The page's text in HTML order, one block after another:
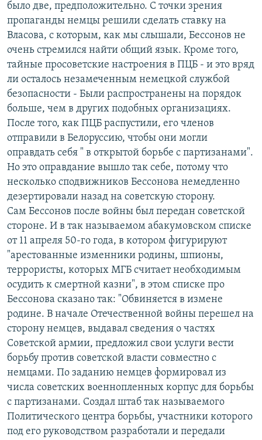
было две, предположительно. С точки зрения
пропаганды немцы решили сделать ставку на
Власова, с которым, как мы слышали, Бессонов не
очень стремился найти общий язык. Кроме того,
тайные просоветские настроения в ПЦБ - и это вряд
ли осталось незамеченным немецкой службой
безопасности - Были распространены на порядок
больше, чем в других подобных организациях.
После того, как ПЦБ распустили, его членов
отправили в Белоруссию, чтобы они могли
оправдать себя " в открытой борьбе с партизанами".
Но это оправдание вышло так себе, потому что
несколько сподвижников Бессонова немедленно
дезертировали назад на советскую сторону.
Сам Бессонов после войны был передан советской
стороне. И в так называемом абакумовском списке
от 11 апреля 50-го года, в котором фигурируют
"арестованные изменники родины, шпионы,
террористы, которых МГБ считает необходимым
осудить к смертной казни", в этом списке про
Бессонова сказано так: "Обвиняется в измене
родине. В начале Отечественной войны перешел на
сторону немцев, выдавал сведения о частях
Советской армии, предложил свои услуги вести
борьбу против советской власти совместно с
немцами. По заданию немцев формировал из
числа советских военнопленных корпус для борьбы
с партизанами. Создал штаб так называемого
Политического центра борьбы, участники которого
под его руководством разработали и передали